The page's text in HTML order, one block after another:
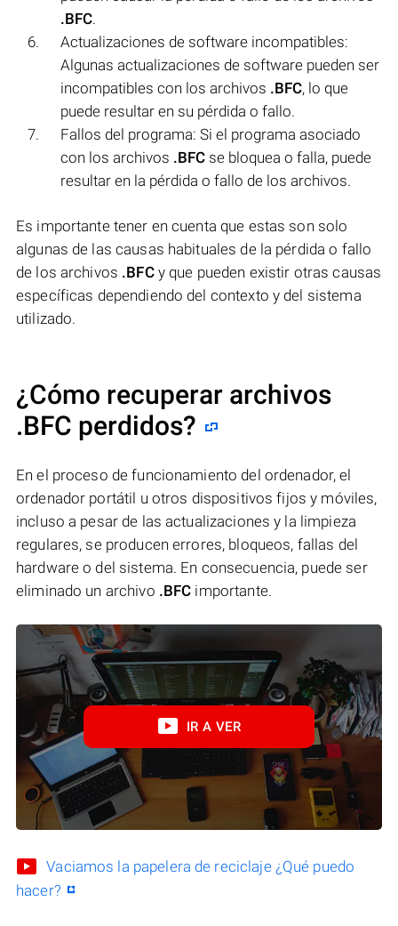
.BFC.
Actualizaciones de software incompatibles:
Algunas actualizaciones de software pueden ser
incompatibles con los archivos .BFC, lo que
puede resultar en su pérdida o fallo.
Fallos del programa: Si el programa asociado
con los archivos .BFC se bloquea o falla, puede
resultar en la pérdida o fallo de los archivos.
Es importante tener en cuenta que estas son solo
algunas de las causas habituales de la pérdida o fallo
de los archivos .BFCy que pueden existir otras causas
específicas dependiendo del contexto y del sistema
utilizado.
¿Cómo recuperar archivos
.BFC perdidos?
En el proceso de funcionamiento del ordenador, el
ordenador portátil u otros dispositivos fijos y móviles,
incluso a pesar de las actualizaciones y la limpieza
regulares, se producen errores, bloqueos, fallas del
hardware o del sistema. En consecuencia, puede ser
eliminado un archivo .BFC importante.
IR A VER
Vaciamos la papelera de reciclaje ¿Qué puedo
hacer?